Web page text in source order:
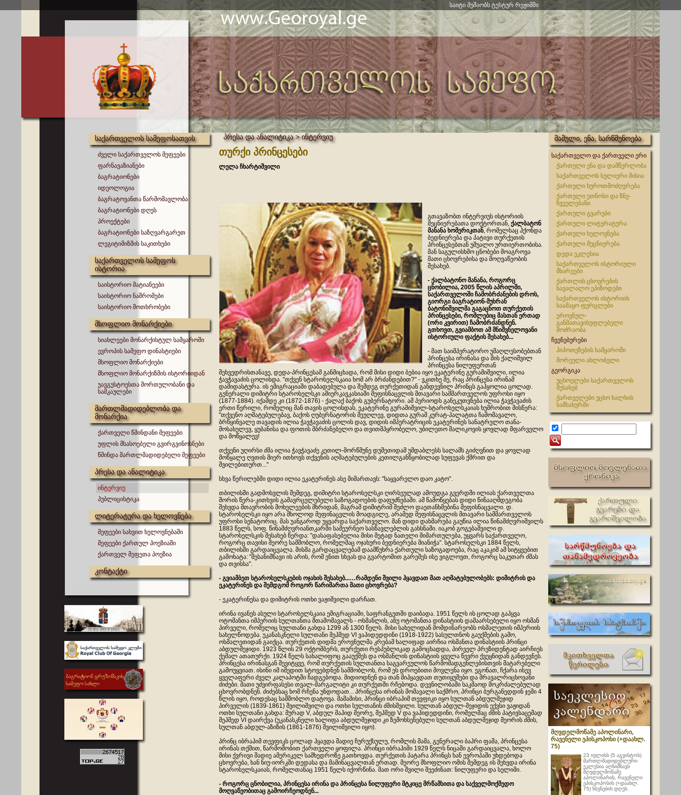
საიტი მუშაობს ტესტურ რეჟიმში
საქართველოს სამეფოსათვის
ძველი საქართველოს მეფეები
ფარნავაზიანები
ბაგრატიონები
იდეოლოგია
ბაგრატოვანთა წარმომავლობა
ბაგრატიონები დღეს
პროექტები
ბაგრატიონები საზღვარგარეთ
ლეგიტიმიზმის საკითხები
საქართველოს სამეფოს
ისტორია
საისტორიო მატიანეები
საისტორიო ნაშრომები
საისტორიო მოთხრობები
მსოფლიო მონარქიები
სიახლეები მონარქისტულ სამყაროში
ევროპის სამეფო დინასტიები
მსოფლიო მონარქიები
მსოფლიო მონარქიზმის ისტორიიდან
უავგუსტოესთა მორთულობანი და
სამკაულები
მართლმადიდებლობა და
მონარქია
ქართველი წმინდანი მეფეები
უფლის მსასოებელი გვირგვინოსნები
წმინდა მართლმადიდებელი მეფეები
პრესა და ანალიტიკა
ინტერვიუ
პუბლიცისტიკა
ლიტერატურა და ხელოვნება
მეფეები სახვით ხელოვნებაში
მეფეები ქართულ პოეზიაში
ქართველ მეფეთა პოეზია
კონტაქტი
პრესა და ანალიტიკა > ინტერვიუ
თურქი პრინცესები
ლელა ჩხარტიშვილი
გთავაზობთ ინტერვიუს ისტორიის
მეცნიერებათა დოქტორთან, ქალბატონ
მანანა ხომერიკთან, რომელსაც ჰქონდა
ბედნიერება და პატივი თურქეთის
პრინცესებთან უშუალო ურთიერთობისა.
მან საგულისხმო ცნობები მოაგროვა
მათი ცხოვრებისა და მოღვაწეობის
შესახებ.
- ქალბატონო მანანა, როგორც
ცნობილია, 2005 წლის აპრილში,
საქართველოში ჩამობრძანების დროს,
გიორგი ბაგრატიონ-მუხრან
ბატონიშვილმა გაგაცნოთ თურქეთის
პრინცესები, რომლებიც მასთან ერთად
(ორი კვირით) ჩამობრძანდნენ.
გთხოვთ, გვიამბოთ ამ მნიშვნელოვანი
ისტორიული ფაქტის შესახებ...
- მათ საიმპერატორო უმაღლესობებთან
პრინცესა ირინასა და მის ქალიშვილ
პრინცესა ნილუფერთან
შეხვედრისთანავე, დედა-პრინცესამ განმიცხადა, რომ მისი დიდი ბებია იყო ეკატერინე გურამიშვილი, ილია
ჭავჭავაძის ცოლისდა. "თქვენ სტაროსელსკაია ხომ არ ბრძანდებით?" - ვკითხე მე, რაც პრინცესა ირინამ
დამიდასტურა. ის ემიგრაციაში დაბადებულა და შემდეგ თურქეთიდან განდევნილ პრინცს გაჰყოლია ცოლად.
გენერალი დიმიტრი სტაროსელსკი ამიერკავკასიაში მეფისნაცვლის მთავარი სამმართველოს უფროსი იყო
(1877-1884). იქამდე კი (1872-1876) - ქალაქ ბაქოს გუბერნატორი. ამ პერიოდს განეკუთვნება ილია ჭავჭავაძის
ერთი წერილი, რომელიც მან თავის ცოლისდას, ეკატერინე გურამიშვილ-სტაროსელსკაიას ხუმრობით მისწერა:
"თქვენო აღმატებულებავ, ბაქოს ღუბერნატორის მეუღლევ, დიდთა გურამ კურატ-პალატთა ჩამომავალო,
ბრწყინვალე თავადის ილია ჭავჭავაძის ცოლის დავ, დიდის იმპერატრიცის ეკატერინეს სანატრელო თანა-
მოსახელევ, ყუბანისა და ფოთის მბრძანებელო და თვითმპყრობელო, უბილეთო შალიკოვის ყოვლად მფარველო
და მოწყალევ!
თქვენი უღირსი ძმა ილია ჭავჭავაძე კეთილ-მორწმუნე დუშეთიდამ უმდაბლესს სალამს გიძღვნით და ყოვლად
მოწყალე ღვთის მიერ ითხოვს თქვენის აღმატებულების კეთილგანწყობილად სუფევას ქმრით და
შვილებითურთ..."
სხვა წერილებში დიდი ილია ეკატერინეს ასე მიმართავს: "საყვარელო დაო კატო".
თბილისში გადმოსვლის შემდეგ, დიმიტრი სტაროსელსკი ღირსეულად ამოუდგა გვერდში ილიას ქართველთა
შორის წერა-კითხვის გამავრცელებელი საზოგადოების დაფუძნებაში. ამ წამოწყებას დიდი წინააღმდეგობა
შეხვდა მთავრობის მოხელეების მხრიდან, მაგრამ დიმიტრიმ შეძლო დაეთანხმებინა მეფისნაცვალი. დ.
სტაროსელსკი იყო არა მხოლოდ მეფინაცვლის მოადგილე, არამედ მეფისნაცვლის მთავარი სამმართველოს
უფროსი სენატორიც. მას უანგაროდ უყვარდა საქართველო. მან დიდი დახმარება გაუწია ილია წინამძღვრიშვილს
1883 წელს, სოფ. წინამძღვრიანთკარში სამეურნეო სასწავლებლის გახსნაში. იაკობ გოგებაშვილი დ.
სტაროსელსკის შესახებ წერდა: "დასაფასებელია მისი მეტად ნათელი მიმართულება, უყვარს საქართველო,
როგორც თავისი მეორე სამშობლო, რომელმაც ოჯახური ბედნიერება მიანიჭა". სტაროსელსკი 1884 წელს,
თბილისში გარდაიცვალა. მისმა გარდაცვალებამ დაამწუხრა ქართული საზოგადოება, რაც აკაკიმ ამ სიტყვებით
გამოხატა: "შესანიშნავი ის არის, რომ ენით სხვას და გვარტომით გარეშეს ისე ვიგლოვთ, როგორც საკუთარ ძმას
და თვისსა".
- გვიამბეთ სტაროსელსკების ოჯახის შესახებ...…რამდენი შვილი ჰყავდათ მათ აღმატებულობებს: დიმიტრის და
ეკატერინეს და შემდგომ როგორ წარიმართა მათი ცხოვრება?
- ეკატერინესა და დიმიტრის ოთხი ვაჟიშვილი დარჩათ.
ირინა ივანეს ასული სტაროსელსკაია ემიგრაციაში, საფრანგეთში დაიბადა. 1951 წელს ის ცოლად გაჰყვა
ოტომანთა იმპერიის სულთანთა შთამომავალს - ოსმანლის, ანუ ოტომანთა დინასტიის დამაარსებელი იყო ოსმან
პირველი, რომელიც სულთანი გახდა 1299 ან 1300 წელს. მისი სახელიდან მომდინარეობს ოსმალეთის იმპერიის
სახელწოდება. უკანასკნელი სულთანი მეჰმედ VI ვაჰიდედდინი (1918-1922) სასულთნოს გაუქმების გამო,
ოსმალეთიდან გაიქცა. თურქეთის დიდმა ეროვნულმა კრებამ ხალიფად აირჩია ოსმანთა დინასტიის პრინცი
აბდულმეჯიდი. 1923 წლის 29 ოქტომბერს, თურქეთი რესპუბლიკად გამოცხადდა, პირველ პრეზიდენტად აირჩიეს
ქემალ ათათურქი. 1924 წელს სახალიფოც გააუქმეს და ოსმანლის დინასტიის ყველა წევრი ქვეყნიდან განდევნეს.
პრინცესა ირინასგან შევიტყვე, რომ თურქეთის სულთანთა საგვარეულოს წარმომადგენლებისთვის მატარებელი
გამოუყვიათ. ისინი იმ იმედით სტოვებდნენ სამშობლოს, რომ ეს დროებითი მოვლენა იყო. ეგონათ, ჩქარა ისევ
ყველაფერი ძველ კალაპოტში ჩადგებოდა. მიდიოდნენ და თან მიჰყავდათ თუთიყუშები და მრავალრიცხოვანი
ძიძები. მათი უძვირფასესი თვალ-მარგალიტი კი თურქეთში რჩებოდა. დევნილობაში საკმაოდ მოკრძალებულად
ცხოვრობდნენ. ძიძებსაც ხომ რჩენა უნდოდათ... პრინცესა ირინას მომავალი საქმრო, პრინცი ბურგანედდინ ჯემი 4
წლის იყო, როდესაც სამშობლო დატოვა. მამამისი, პრინცი იბრაჰიმ თევფიკი იყო სულთან აბდულმეჯიდ
პირველის (1839-1861) შვილიშვილი და ოთხი სულთანის ძმისშვილი. სულთან აბდულ-მეჯიდის ექვსი ვაჟიდან
ოთხი სულთანი გახდა: მურად V, აბდულ მაჰიდ მეორე, მეჰმედ V და ვაჰიდედდინი, რომელმაც ძმის პატივსაცემად
მეჰმედ VI დაირქვა (უკანასკნელი ხალიფა აბდულმეჯიდი კი ზემოხსენებული სულთან აბდულმეჯიდ მეორის ძმის,
სულთან აბდულ-აზიზის (1861-1876) შვილიშვილი იყო).
პრინც იბრაჰიმ თევფიკს ცოლად ჰყავდა შადიე ჩურუქსულუ, რომლის მამა, გენერალი ბაჰრი ფაშა, პრინცესა
ირინას თქმით, წარმოშობით ქართველი ყოფილა. პრინცი იბრაჰიმი 1929 წელს ნიცაში გარდაიცვალა, ხოლო
მისი ქვრივი შადიე ამერიკელ სამხედროზე გათხოვდა. თურქეთის პატარა პრინცს ხან ევროპაში უხდებოდა
ცხოვრება, ხან ნიუ-იორკში დედასა და მამინაცვალთან ერთად. მეორე მსოფლიო ომის შემდეგ ის შეხვდა ირინა
სტაროსელსკაიას, რომელთანაც 1951 წელს იქორწინა. მათ ორი შვილი შეეძინათ: ნილუფერი და სელიმი.
- როგორც ცნობილია, პრინცესა ირინა და პრინცესა ნილუფერი მტკიცე მრწამსითა და საქველმოქმედო
მოღვაწეობითაც გამოირჩეოდნენ...
მამული, ენა, სარწმუნოება
საქართველო და ქართველი ერი
ქართული ენა და დამწერლობა
საქართველოს სულიერი მისია
ქართული ხუროთმოძღვრება
ქართული ეთნოსი და ზნე-
ჩვეულებანი
ქართული გვარები
ქართული ლიტერატურა
ქართული ხელოვნება
ქართული მეცნიერება
დედა ეკლესია
საქართველოს ისტორიული
მხარეები
ქართლის ცხოვრების
სავალალო ეპიზოდები
საქართველოს ისტორიის
საამაყო ფურცლები
ეროვნულ-
განმათავისუფლებელი
მოძრაობა
ჩვენებურები
ჰიპოთეზების სამყაროში
შორეული ახლობელი
გეორგიკა
უცხოელები საქართველოს
შესახებ
ქართველები უცხო ხალხის
სამსახურში
მღვდელმოწამე აპოლინარი,
რავენელი ეპისკოპოსი (+დაახლ.
75)
23 ივლისს (5 აგვისტოს)
მართლმადიდებლური
ეკლესია აღნიშნავს
მღვდელმოწამე
აპოლინარის, რავენელი
ეპისკოპოსის (+დაახლ.
75) ხსენების დღეს.